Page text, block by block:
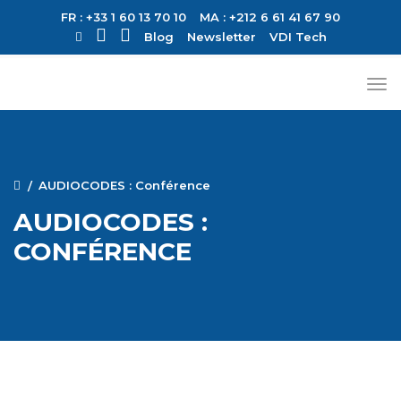
FR : +33 1 60 13 70 10
MA : +212 6 61 41 67 90
Blog
Newsletter VDI Tech
AUDIOCODES : Conférence
AUDIOCODES :
CONFÉRENCE